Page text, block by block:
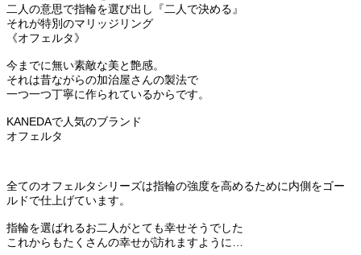
二人の意思で指輪を選び出し『二人で決める』
それが特別のマリッジリング
《オフェルタ》
今までに無い素敵な美と艶感。
それは昔ながらの加治屋さんの製法で
一つ一つ丁寧に作られているからです。
KANEDAで人気のブランド
オフェルタ
全てのオフェルタシリーズは指輪の強度を高めるために内側をゴー
ルドで仕上げています。
指輪を選ばれるお二人がとても幸せそうでした
これからもたくさんの幸せが訪れますように…